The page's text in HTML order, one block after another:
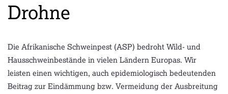
Drohne
Die Afrikanische Schweinpest (ASP) bedroht Wild- und
Hausschweinbestände in vielen Ländern Europas. Wir
leisten einen wichtigen, auch epidemiologisch bedeutenden
Beitrag zur Eindämmung bzw. Vermeidung der Ausbreitung